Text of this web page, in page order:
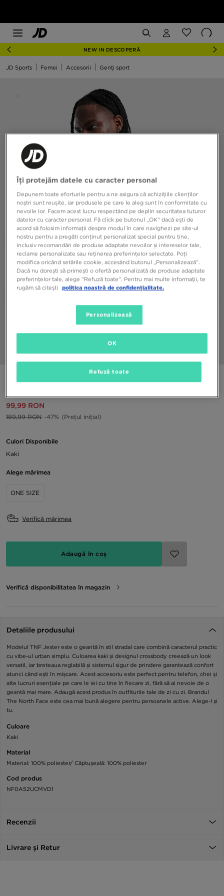
NEW IN DESCOPERĂ
JD Sports Femei Accesorii Genți sport
99,99 RON
189,99 RON -47% (Prețul inițial)
Culori Disponibile
Kaki
Alege mărimea
ONE SIZE
Verifică mărimea
Adaugă în coș
Verifică disponibilitatea în magazin
Detaliile produsului
Modelul TNF Jester este o geantă în stil stradal care combină caracterul practic
cu vibe-ul urban simplu. Culoarea kaki și designul crossbody creează un look
versatil, iar breteaua reglabilă și sistemul sigur de prindere garantează confort
atunci când ești în mișcare. Acest accesoriu este perfect pentru telefon, chei și
alte lucruri esențiale pe care le iei cu tine în fiecare zi, fără să ai nevoie de o
geantă mai mare. Adaugă acest produs în outfiturile tale de zi cu zi. Brandul
The North Face este cea mai bună alegere pentru persoanele active. Alege-l și
tu.
Culoare
Kaki
Material
Material: 100% poliester/ Căptușeală: 100% poliester
Cod produs
NF0A52UCMVD1
Recenzii
Livrare și Retur
Îți protejăm datele cu caracter personal
Depunem toate eforturile pentru a ne asigura că achizițiile clienților
noștri sunt reușite, iar produsele pe care le aleg sunt în conformitate cu
nevoile lor. Facem acest lucru respectând pe deplin securitatea tuturor
datelor cu caracter personal. Fă click pe butonul „OK” dacă ești de
acord să folosim informații despre modul în care navighezi pe site-ul
nostru pentru a pregăti conținut personalizat special pentru tine,
inclusiv recomandări de produse adaptate nevoilor și intereselor tale,
reclame personalizate sau reținerea preferințelor selectate. Poți
modifica oricând setările cookie, accesând butonul „Personalizează”.
Dacă nu dorești să primești o ofertă personalizată de produse adaptate
preferințelor tale, alege "Refuză toate". Pentru mai multe informații, te
rugăm să citești
politica noastră de confidențialitate.
Personalizează
Refuză toate
OK